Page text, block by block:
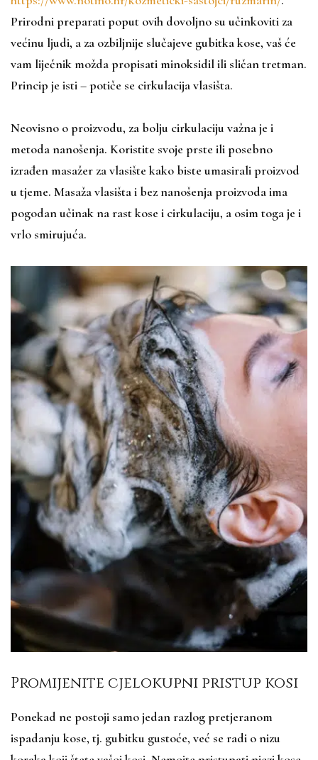
Prirodni preparati poput ovih dovoljno su učinkoviti za
većinu ljudi, a za ozbiljnije slučajeve gubitka kose, vaš će
vam liječnik možda propisati minoksidil ili sličan tretman.
Princip je isti – potiče se cirkulacija vlasišta.
Neovisno o proizvodu, za bolju cirkulaciju važna je i
metoda nanošenja. Koristite svoje prste ili posebno
izrađen masažer za vlasište kako biste umasirali proizvod
u tjeme. Masaža vlasišta i bez nanošenja proizvoda ima
pogodan učinak na rast kose i cirkulaciju, a osim toga je i
vrlo smirujuća.
Promijenite cjelokupni pristup kosi
Ponekad ne postoji samo jedan razlog pretjeranom
ispadanju kose, tj. gubitku gustoće, već se radi o nizu